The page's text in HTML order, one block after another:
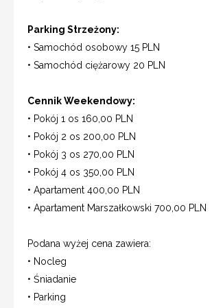
Parking Strzeżony:
• Samochód osobowy 15 PLN
• Samochód ciężarowy 20 PLN
Cennik Weekendowy:
• Pokój 1 os 160,00 PLN
• Pokój 2 os 200,00 PLN
• Pokój 3 os 270,00 PLN
• Pokój 4 os 350,00 PLN
• Apartament 400,00 PLN
• Apartament Marszałkowski 700,00 PLN
Podana wyżej cena zawiera:
• Nocleg
• Śniadanie
• Parking